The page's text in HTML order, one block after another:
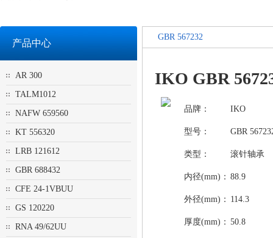
产品中心
AR 300
TALM1012
NAFW 659560
KT 556320
LRB 121612
GBR 688432
CFE 24-1VBUU
GS 120220
RNA 49/62UU
GBR 567232
IKO GBR
品牌： IKO
型号： GBR
类型： 滚针轴承
内径(mm)： 88.9
外径(mm)： 114.3
厚度(mm)： 50.8